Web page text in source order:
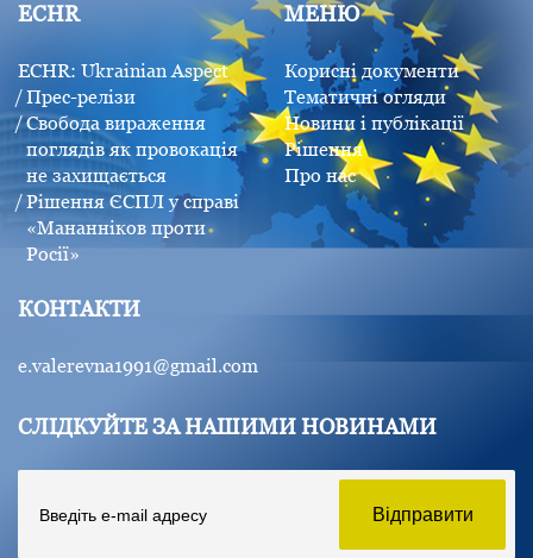
ECHR
ECHR: Ukrainian Aspect
Прес-релізи
Свобода вираження
поглядів як провокація
не захищається
Рішення ЄСПЛ у справі
«Мананніков проти
Росії»
МЕНЮ
Корисні документи
Тематичні огляди
Новини і публікації
Рішення
Про нас
КОНТАКТИ
e.valerevna1991@gmail.com
СЛІДКУЙТЕ ЗА НАШИМИ НОВИНАМИ